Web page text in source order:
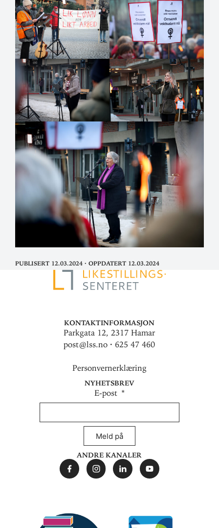
Publisert 12.03.2024· Oppdatert 12.03.2024
Kontaktinformasjon
Parkgata 12, 2317 Hamar
post@lss.no · 625 47 460
Personvernerklæring
Nyhetsbrev
E-post
Meld på
Andre kanaler